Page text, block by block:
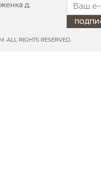
д.
ALL RIGHTS RESERVED.